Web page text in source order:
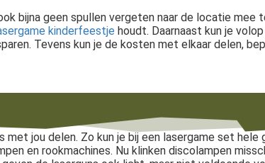
bijna geen spullen vergeten naar de locatie mee
kinderfeestje houdt. Daarnaast kun je
Tevens kun je de kosten met elkaar delen,
jou delen. Zo kun je bij een lasergame set hele
en rookmachines. Nu klinken discolampen